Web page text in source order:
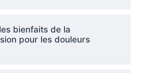
bienfaits de la
pour les douleurs